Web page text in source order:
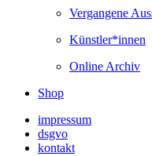
Vergangene
Künstler*innen
Online Archiv
Shop
impressum
dsgvo
kontakt